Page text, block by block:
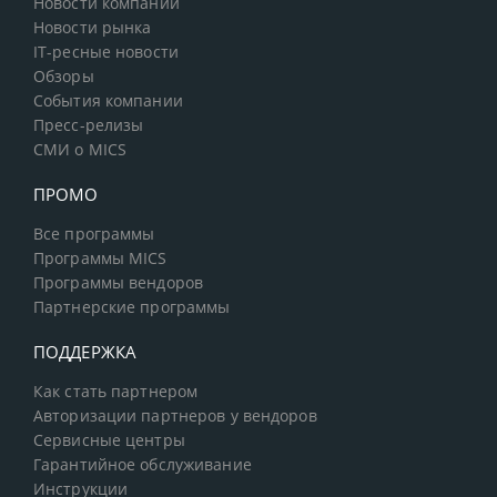
Новости рынка
IT-ресные новости
Обзоры
События компании
Пресс-релизы
СМИ о MICS
ПРОМО
Все программы
Программы MICS
Программы вендоров
Партнерские программы
ПОДДЕРЖКА
Как стать партнером
Авторизации партнеров у вендоров
Сервисные центры
Гарантийное обслуживание
Инструкции